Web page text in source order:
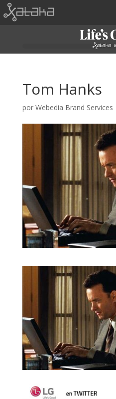
Tom Hanks
por Webedia Brand Services